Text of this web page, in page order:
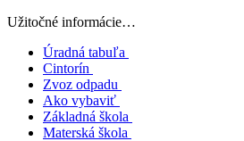
Užitočné informácie…
Úradná tabuľa
Cintorín
Zvoz odpadu
Ako vybaviť
Základná škola
Materská škola